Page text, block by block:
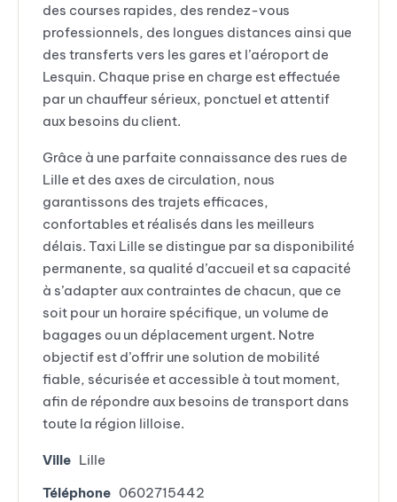
des courses rapides, des rendez-vous
professionnels, des longues distances ainsi que
des transferts vers les gares et l’aéroport de
Lesquin. Chaque prise en charge est effectuée
par un chauffeur sérieux, ponctuel et attentif
aux besoins du client.
Grâce à une parfaite connaissance des rues de
Lille et des axes de circulation, nous
garantissons des trajets efficaces,
confortables et réalisés dans les meilleurs
délais. Taxi Lille se distingue par sa disponibilité
permanente, sa qualité d’accueil et sa capacité
à s’adapter aux contraintes de chacun, que ce
soit pour un horaire spécifique, un volume de
bagages ou un déplacement urgent. Notre
objectif est d’offrir une solution de mobilité
fiable, sécurisée et accessible à tout moment,
afin de répondre aux besoins de transport dans
toute la région lilloise.
Ville Lille
Téléphone 0602715442